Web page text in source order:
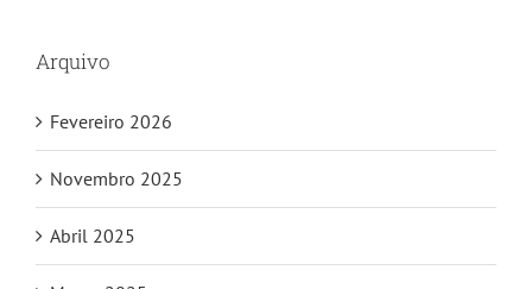
Arquivo
Fevereiro 2026
Novembro 2025
Abril 2025